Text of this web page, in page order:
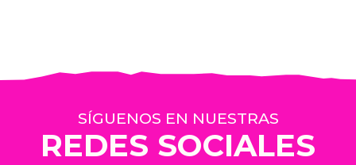
SÍGUENOS EN NUESTRAS
REDES SOCIALES